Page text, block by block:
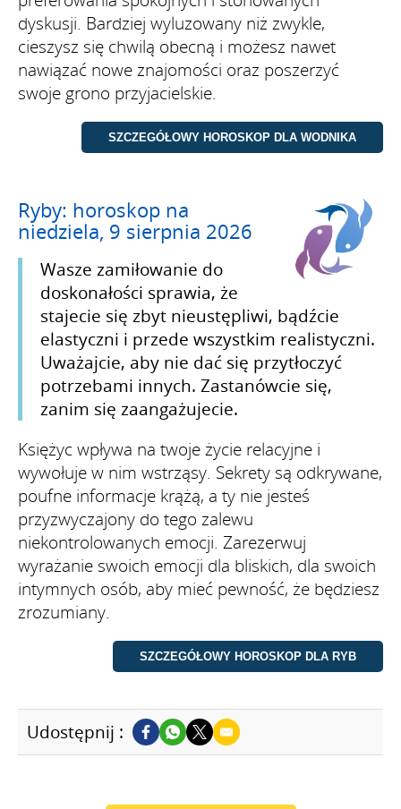
dyskusji. Bardziej wyluzowany niż zwykle,
cieszysz się chwilą obecną i możesz nawet
nawiązać nowe znajomości oraz poszerzyć
swoje grono przyjacielskie.
Ryby: horoskop na
niedziela, 9 sierpnia 2026
Wasze zamiłowanie do
doskonałości sprawia, że
stajecie się zbyt nieustępliwi, bądźcie
elastyczni i przede wszystkim realistyczni.
Uważajcie, aby nie dać się przytłoczyć
potrzebami innych. Zastanówcie się,
zanim się zaangażujecie.
Księżyc wpływa na twoje życie relacyjne i
wywołuje w nim wstrząsy. Sekrety są odkrywane,
poufne informacje krążą, a ty nie jesteś
przyzwyczajony do tego zalewu
niekontrolowanych emocji. Zarezerwuj
wyrażanie swoich emocji dla bliskich, dla swoich
intymnych osób, aby mieć pewność, że będziesz
zrozumiany.
Udostępnij :